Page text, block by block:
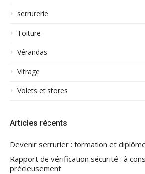
serrurerie
Toiture
Vérandas
Vitrage
Volets et stores
Articles récents
Devenir serrurier : formation et diplôme
Rapport de vérification sécurité : à
précieusement